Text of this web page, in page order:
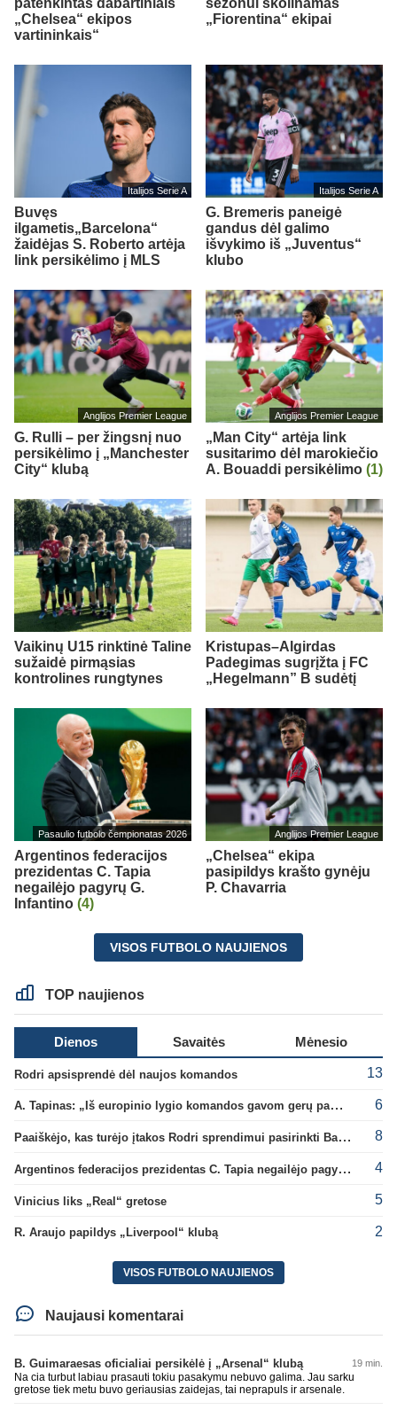
„Chelsea“ ekipos
vartininkais“
„Fiorentina“ ekipai
Italijos Serie A
Buvęs
ilgametis„Barcelona“
žaidėjas S. Roberto artėja
link persikėlimo į MLS
Italijos Serie A
G. Bremeris paneigė
gandus dėl galimo
išvykimo iš „Juventus“
klubo
Anglijos Premier League
G. Rulli – per žingsnį nuo
persikėlimo į „Manchester
City“ klubą
Anglijos Premier League
„Man City“ artėja link
susitarimo dėl marokiečio
A. Bouaddi persikėlimo (1)
Vaikinų U15 rinktinė Taline
sužaidė pirmąsias
kontrolines rungtynes
Kristupas–Algirdas
Padegimas sugrįžta į FC
„Hegelmann” B sudėtį
Pasaulio futbolo čempionatas 2026
Argentinos federacijos
prezidentas C. Tapia
negailėjo pagyrų G.
Infantino (4)
Anglijos Premier League
„Chelsea“ ekipa
pasipildys krašto gynėju
P. Chavarria
VISOS FUTBOLO NAUJIENOS
TOP naujienos
Dienos Savaitės Mėnesio
Rodri apsisprendė dėl naujos komandos 13
A. Tapinas: „Iš europinio lygio komandos gavom gerų pamokų“ 6
Paaiškėjo, kas turėjo įtakos Rodri sprendimui pasirinkti Barselonos pusę 8
Argentinos federacijos prezidentas C. Tapia negailėjo pagyrų G. Infantino 4
Vinicius liks „Real“ gretose 5
R. Araujo papildys „Liverpool“ klubą 2
VISOS FUTBOLO NAUJIENOS
Naujausi komentarai
B. Guimaraesas oficialiai persikėlė į „Arsenal“ klubą 19 min.
Na cia turbut labiau prasauti tokiu pasakymu nebuvo galima. Jau sarku
gretose tiek metu buvo geriausias zaidejas, tai neprapuls ir arsenale.